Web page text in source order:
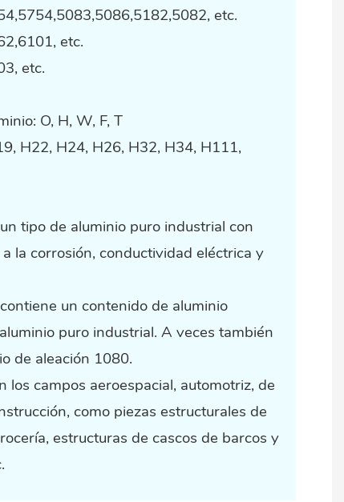
etc.
etc.
etc.
O, H, W, F, T
H22, H24, H26, H32, H34, H111,
tipo de aluminio puro industrial con
la corrosión, conductividad eléctrica y
un contenido de aluminio
puro industrial. A veces también
de aleación 1080.
los campos aeroespacial, automotriz, de
como piezas estructurales de
estructuras de cascos de barcos y